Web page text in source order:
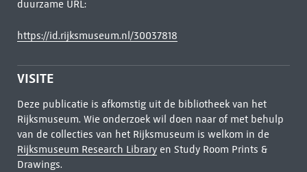
duurzame URL:
https://id.rijksmuseum.nl/30037818
VISITE
Deze publicatie is afkomstig uit de bibliotheek van het
Rijksmuseum. Wie onderzoek wil doen naar of met behulp
van de collecties van het Rijksmuseum is welkom in de
Rijksmuseum Research Libraryen Study Room Prints &
Drawings.